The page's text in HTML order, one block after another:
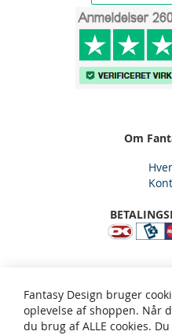
Om
Fantasy Design,
Fantasy Design bruger
oplevelse af shoppen. Når
du brug af ALLE cookies.